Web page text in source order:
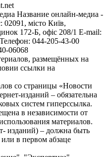
Название онлайн-медиа -
місто Київ,
172-Б, офіс 208/1 E-mail:
Телефон: 044-205-43-00
06068
размещённых на
ссылки на
со страницы «Новости
изданий – обязательна
систем гиперссылка.
в независимости от
материалов.
изданий) – должна быть
в первом абзаце